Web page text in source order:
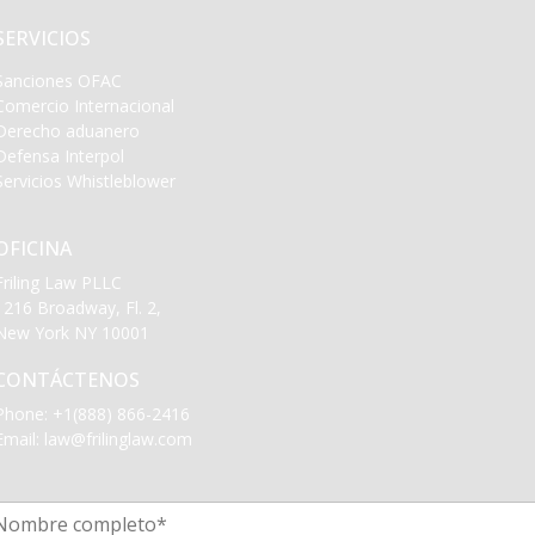
OFAC
Internacional
aduanero
Interpol
Whistleblower
Law PLLC
Broadway, Fl. 2,
York NY 10001
+1(888) 866-2416
law@frilinglaw.com